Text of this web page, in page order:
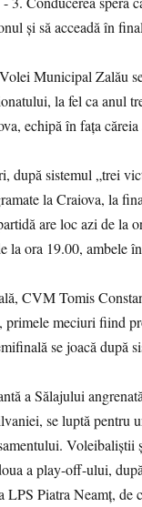
şi să acceadă în
Municipal Zalău
la fel ca anul
echipă în faţa
după sistemul „trei
la Craiova, la
are loc azi de la
la ora 19.00, ambele
CVM Tomis
meciuri fiind
se joacă după
a Sălajului
se luptă pentru
Voleibaliştii
a play-off-ului,
LPS Piatra Neamţ, de